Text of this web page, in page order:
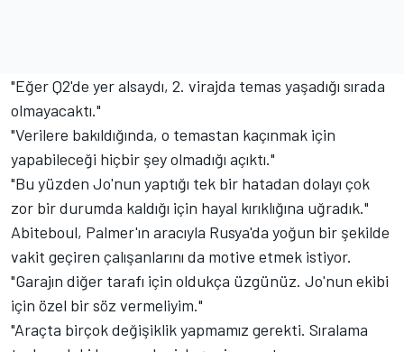
"Eğer Q2'de yer alsaydı, 2. virajda temas yaşadığı sırada
olmayacaktı."
"Verilere bakıldığında, o temastan kaçınmak için
yapabileceği hiçbir şey olmadığı açıktı."
"Bu yüzden Jo'nun yaptığı tek bir hatadan dolayı çok
zor bir durumda kaldığı için hayal kırıklığına uğradık."
Abiteboul, Palmer'ın aracıyla Rusya'da yoğun bir şekilde
vakit geçiren çalışanlarını da motive etmek istiyor.
"Garajın diğer tarafı için oldukça üzgünüz. Jo'nun ekibi
için özel bir söz vermeliyim."
"Araçta birçok değişiklik yapmamız gerekti. Sıralama